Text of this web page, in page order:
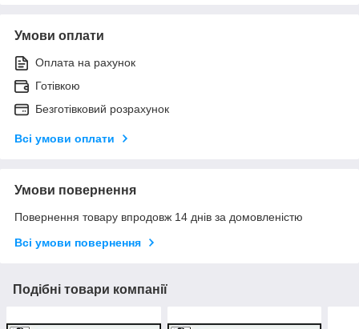
Умови оплати
Оплата на рахунок
Готівкою
Безготівковий розрахунок
Всі умови оплати
Умови повернення
Повернення товару впродовж 14 днів за домовленістю
Всі умови повернення
Подібні товари компанії